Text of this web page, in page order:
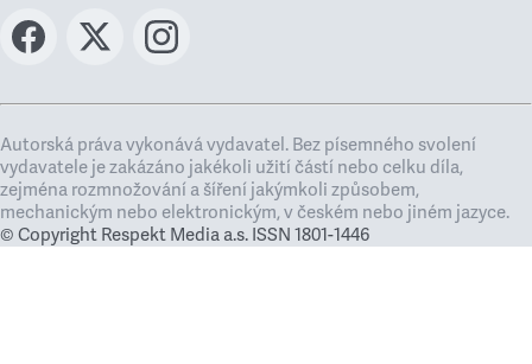
Autorská práva vykonává vydavatel. Bez písemného svolení
vydavatele je zakázáno jakékoli užití částí nebo celku díla,
zejména rozmnožování a šíření jakýmkoli způsobem,
mechanickým nebo elektronickým, v českém nebo jiném jazyce.
© Copyright Respekt Media a.s. ISSN 1801-1446